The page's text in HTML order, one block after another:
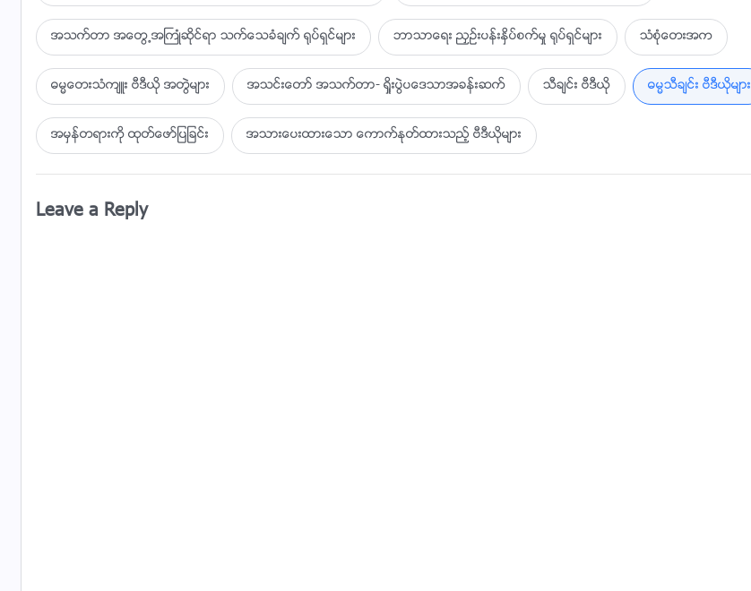
ႏႈတ္ကပတ္ေတာ္သည္ လူ႔ဇာတိ၌ ေပၚလာ၏ မွ
အသက္တာ အေတြ႕အႀကဳံဆိုင္ရာ သက္ေသခံခ်က္ ႐ုပ္ရွင္မ်ား ဘာသာေရး ညႇဥ္းပန္းႏွိပ္စက္မႈ ႐ုပ္ရွင္မ်ား သံစုံေတးအက
ဓမၼေတးသံက်ဴး ဗီဒီယို အတြဲမ်ား အသင္းေတာ္ အသက္တာ- ရႈိးပြဲပေဒသာအခန္းဆက္ သီခ်င္း ဗီဒီယို ဓမၼသီခ်င္း ဗီဒီယိုမ်ား
အမွန္တရားကို ထုတ္ေဖာ္ျပျခင္း အသားေပးထားေသာ ေကာက္ႏုတ္ထားသည့္ ဗီဒီယိုမ်ား
Leave a Reply